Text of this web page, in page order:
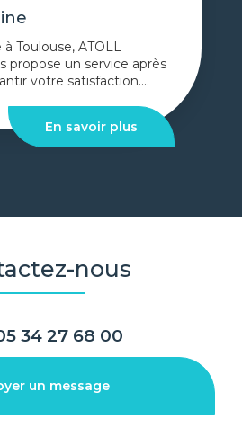
Toulouse, ATOLL
propose un service après
votre satisfaction....
En savoir plus
nous
34 27 68 00
un message